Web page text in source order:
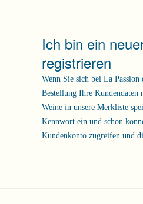
Ich bin ein
registrieren
Wenn Sie sich bei La
Bestellung Ihre Kundendaten
Weine in unsere Merkliste
Kennwort ein und schon
Kundenkonto zugreifen und